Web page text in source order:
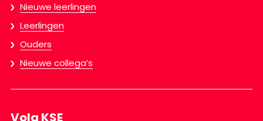
Nieuwe leerlingen
Leerlingen
Ouders
Nieuwe collega’s